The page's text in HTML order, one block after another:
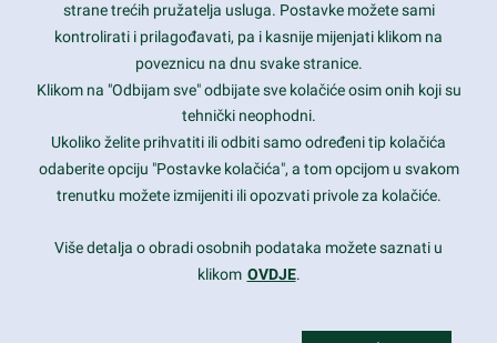
1600 Amphitheatre Parkway, Mountain View, CA 94043
prothemes.net@gmail.com
Daily: 9:00 am - 6:00 pm
Sunday: Closed
Copyright 2017FRESHFACE© All Rights Reserved
strane trećih pružatelja usluga. Postavke možete sami
kontrolirati i prilagođavati, pa i kasnije mijenjati klikom na
poveznicu na dnu svake stranice.
Klikom na "Odbijam sve" odbijate sve kolačiće osim onih koji su
tehnički neophodni.
Ukoliko želite prihvatiti ili odbiti samo određeni tip kolačića
odaberite opciju "Postavke kolačića", a tom opcijom u svakom
trenutku možete izmijeniti ili opozvati privole za kolačiće.
Više detalja o obradi osobnih podataka možete saznati u
klikom OVDJE.